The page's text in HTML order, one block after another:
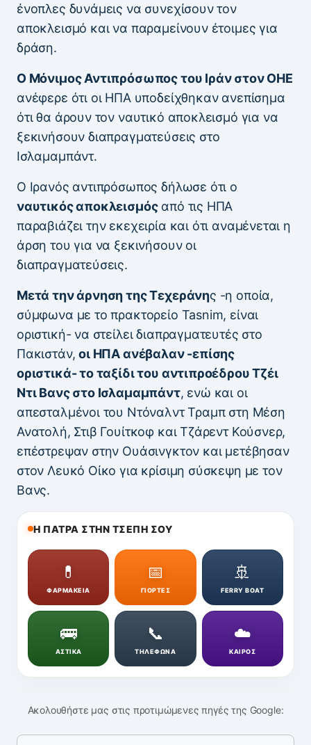
ένοπλες δυνάμεις να συνεχίσουν τον
αποκλεισμό και να παραμείνουν έτοιμες για
δράση.
Ο Μόνιμος Αντιπρόσωπος του Ιράν στον ΟΗΕ
ανέφερε ότι οι ΗΠΑ υποδείχθηκαν ανεπίσημα
ότι θα άρουν τον ναυτικό αποκλεισμό για να
ξεκινήσουν διαπραγματεύσεις στο
Ισλαμαμπάντ.
Ο Ιρανός αντιπρόσωπος δήλωσε ότι ο
ναυτικός αποκλεισμόςαπό τις ΗΠΑ
παραβιάζει την εκεχειρία και ότι αναμένεται η
άρση του για να ξεκινήσουν οι
διαπραγματεύσεις.
Μετά την άρνηση της Τεχεράνης -η οποία,
σύμφωνα με το πρακτορείο Tasnim, είναι
οριστική- να στείλει διαπραγματευτές στο
Πακιστάν,οι ΗΠΑ ανέβαλαν -επίσης
οριστικά- το ταξίδι του αντιπροέδρου Τζέι
Ντι Βανς στο Ισλαμαμπάντ, ενώ και οι
απεσταλμένοι του Ντόναλντ Τραμπ στη Μέση
Ανατολή, Στιβ Γουίτκοφ και Τζάρεντ Κούσνερ,
επέστρεψαν στην Ουάσινγκτον και μετέβησαν
στον Λευκό Οίκο για κρίσιμη σύσκεψη με τον
Βανς.
Η ΠΑΤΡΑ ΣΤΗΝ ΤΣΕΠΗ ΣΟΥ
💊
ΦΑΡΜΑΚΕΙΑ
📅
ΓΙΟΡΤΕΣ
🚢
FERRY BOAT
🚌
ΑΣΤΙΚΑ
📞
ΤΗΛΕΦΩΝΑ
☁️
ΚΑΙΡΟΣ
Ακολουθήστε μας στις προτιμώμενες πηγές της Google: